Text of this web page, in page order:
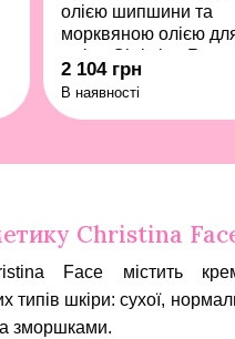
Christina
Face містить
типів шкіри: сухої,
зморшками.
олією шипшини та
морквяною олією
шкіри Christina Rose
Moisture Cream With
Oil 250 мл
2 104 грн
В наявності